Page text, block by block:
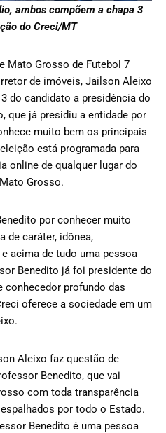
ambos compõem a chapa 3
do Creci/MT
Mato Grosso de Futebol 7
de imóveis, Jailson Aleixo
do candidato a presidência do
que já presidiu a entidade por
muito bem os principais
está programada para
online de qualquer lugar do
Grosso.
por conhecer muito
de caráter, idônea,
acima de tudo uma pessoa
Benedito já foi presidente do
conhecedor profundo das
oferece a sociedade em um
Aleixo faz questão de
Benedito, que vai
com toda transparência
por todo o Estado.
Benedito é uma pessoa